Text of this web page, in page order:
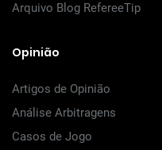
Arquivo Blog RefereeTip
Opinião
Artigos de Opinião
Análise Arbitragens
Casos de Jogo